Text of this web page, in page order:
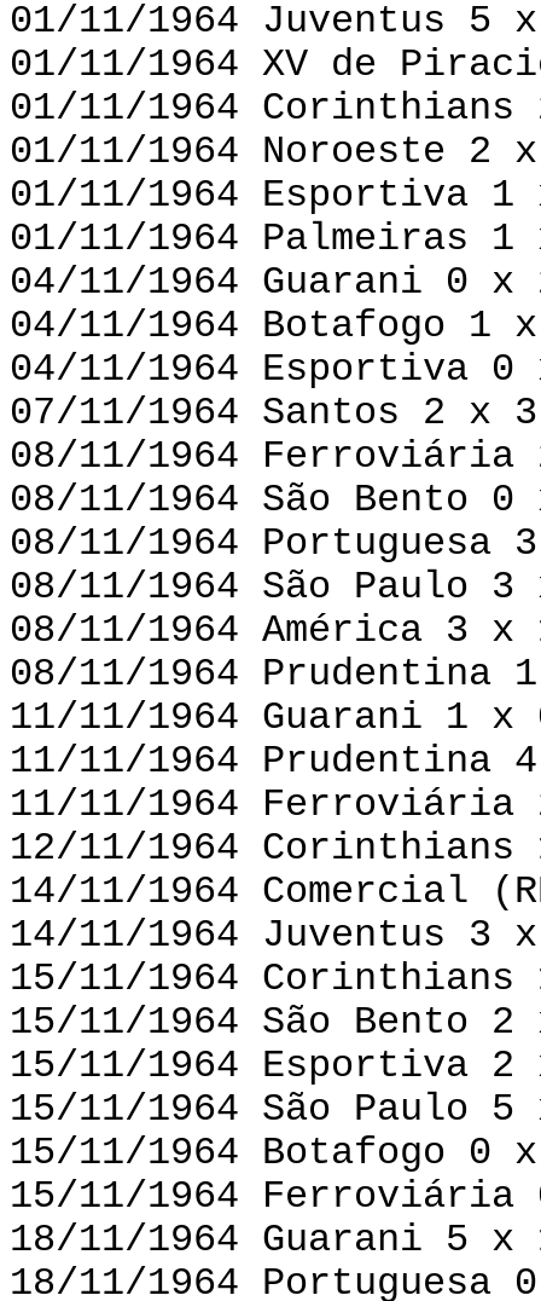
01/11/1964 Juventus 5
01/11/1964 XV de
01/11/1964 Corinthians
01/11/1964 Noroeste 2
01/11/1964 Esportiva 1
01/11/1964 Palmeiras 1
04/11/1964 Guarani 0 x
04/11/1964 Botafogo 1
04/11/1964 Esportiva 0
07/11/1964 Santos 2 x
08/11/1964 Ferroviária
08/11/1964 São Bento
08/11/1964 Portuguesa
08/11/1964 São Paulo
08/11/1964 América 3 x
08/11/1964 Prudentina
11/11/1964 Guarani 1 x
11/11/1964 Prudentina
11/11/1964
12/11/1964
14/11/1964 Comercial
14/11/1964 Juventus 3
15/11/1964 Corinthians
15/11/1964 São Bento
15/11/1964 Esportiva 2
15/11/1964 São Paulo
15/11/1964 Botafogo 0
15/11/1964 Ferroviária
18/11/1964 Guarani 5 x
18/11/1964 Portuguesa